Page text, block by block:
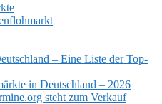
– Eine Liste der Top-
in Deutschland – 2026
steht zum Verkauf